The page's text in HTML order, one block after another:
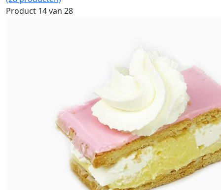
Product 14 van 28